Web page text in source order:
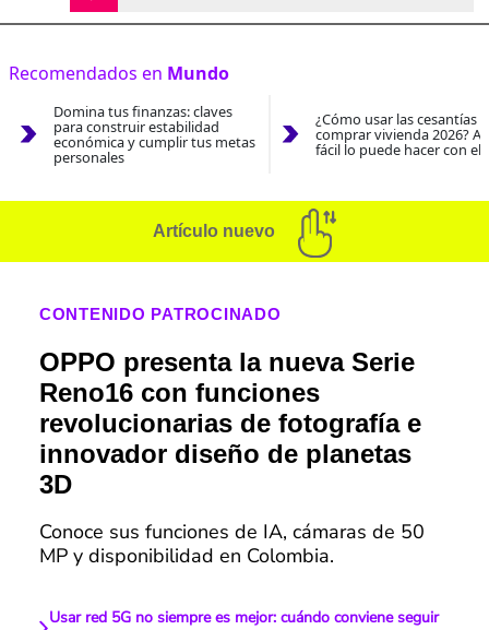
Recomendados en Mundo
Domina tus finanzas: claves
para construir estabilidad
económica y cumplir tus metas
personales
¿Cómo usar las cesantías
comprar vivienda 2026?
fácil lo puede hacer con el
Artículo nuevo
CONTENIDO PATROCINADO
OPPO presenta la nueva Serie
Reno16 con funciones
revolucionarias de fotografía e
innovador diseño de planetas
3D
Conoce sus funciones de IA, cámaras de 50
MP y disponibilidad en Colombia.
Usar red 5G no siempre es mejor: cuándo conviene seguir